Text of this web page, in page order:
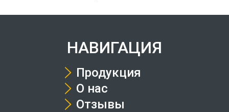
НАВИГАЦИЯ
Продукция
О нас
Отзывы